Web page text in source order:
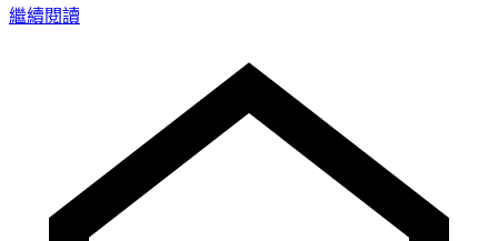
繼續閱讀